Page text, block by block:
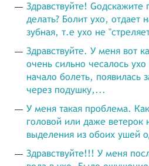
Здравствуйте! Gодскажите
делать? Болит ухо, отдает
зубная, т.е ухо не
Здравствуйте. У меня вот
очень сильно чесалось
начало болеть, появилась
через подушку,...
У меня такая проблема.
головой или даже ветерок
выделения из обоих ушей
Здравствуйте!!! У меня